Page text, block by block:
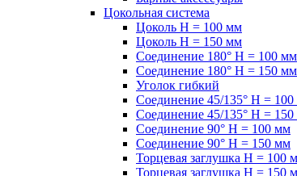
Цокольная система
Цоколь H = 100 мм
Цоколь H = 150 мм
Соединение 180° H = 100 мм
Соединение 180° H = 150 мм
Уголок гибкий
Соединение 45/135° H =
Соединение 45/135° H =
Соединение 90° H = 100 мм
Соединение 90° H = 150 мм
Торцевая заглушка H = 100
Торцевая заглушка H = 150